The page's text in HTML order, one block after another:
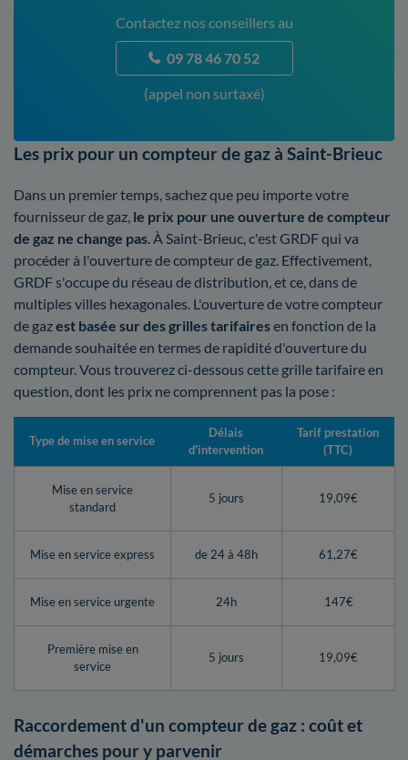
Contactez nos conseillers au
09 78 46 70 52
(appel non surtaxé)
Les prix pour un compteur de gaz à Saint-Brieuc
Dans un premier temps, sachez que peu importe votre
fournisseur de gaz, le prix pour une ouverture de compteur
de gaz ne change pas. À Saint-Brieuc, c'est GRDF qui va
procéder à l'ouverture de compteur de gaz. Effectivement,
GRDF s'occupe du réseau de distribution, et ce, dans de
multiples villes hexagonales. L'ouverture de votre compteur
de gazest basée sur des grilles tarifairesen fonction de la
demande souhaitée en termes de rapidité d'ouverture du
compteur. Vous trouverez ci-dessous cette grille tarifaire en
question, dont les prix ne comprennent pas la pose :
Type de mise en service
Délais
d'intervention
Tarif prestation
(TTC)
Mise en service
standard
5 jours 19,09€
Mise en service express de 24 à 48h 61,27€
Mise en service urgente 24h 147€
Première mise en
service
5 jours 19,09€
Raccordement d'un compteur de gaz : coût et
démarches pour y parvenir